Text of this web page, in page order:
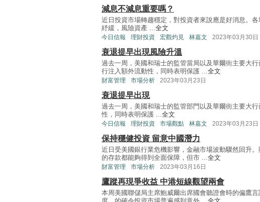
減息不減息重要嗎？
近日投資市場轉趨穩定，對投資者來說應是好消息。
紓緩，風險資產 ...全文
今日信報 理財投資 宏觀灼見 林嘉文 2023年03月30日
衰退提早出現風險升溫
過去一周，美國和瑞士的監管當局以及華爾街主要大
行注入額外流動性，同時表明保護 ...全文
財富管理 市場分析 2023年03月23日
衰退提早出現
過去一周，美國和瑞士的監管部門以及華爾街主要大
性，同時表明保護 ...全文
今日信報 理財投資 市場觀點 林嘉文 2023年03月23日
保持穩健投資 留意中國潛力
近日受美國銀行業危機影響，金融市場波動驟然回升
的存款都能夠得到全面保障，但市 ...全文
財富管理 市場分析 2023年03月16日
鷹蹤再現爭收益 中港短線觀望兩會
本周美國聯儲局主席鮑威爾出席國會聽證會時的偏鷹